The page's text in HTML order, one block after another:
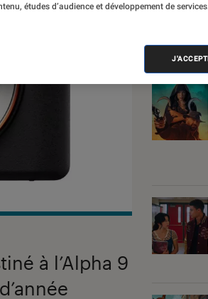
à l’Alpha 9
études d’audience et développement de